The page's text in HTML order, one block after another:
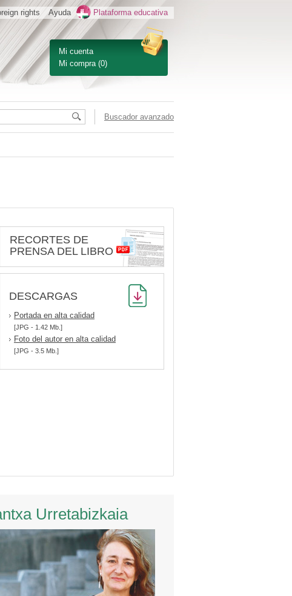
Mi cuenta
Mi compra (0)
rights Ayuda Plataforma educativa
Buscador avanzado
RECORTES DE
PRENSA DEL LIBRO
DESCARGAS
Portada en alta calidad
[JPG - 1.42 Mb.]
Foto del autor en alta calidad
[JPG - 3.5 Mb.]
Urretabizkaia